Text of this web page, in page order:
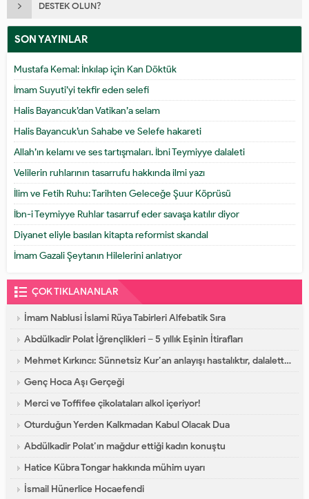
DESTEK OLUN?
SON YAYINLAR
Mustafa Kemal: İnkılap için Kan Döktük
İmam Suyuti’yi tekfir eden selefi
Halis Bayancuk’dan Vatikan’a selam
Halis Bayancuk’un Sahabe ve Selefe hakareti
Allah’ın kelamı ve ses tartışmaları. İbni Teymiyye dalaleti
Velilerin ruhlarının tasarrufu hakkında ilmi yazı
İlim ve Fetih Ruhu: Tarihten Geleceğe Şuur Köprüsü
İbn-i Teymiyye Ruhlar tasarruf eder savaşa katılır diyor
Diyanet eliyle basılan kitapta reformist skandal
İmam Gazali Şeytanın Hilelerini anlatıyor
ÇOK TIKLANANLAR
İmam Nablusi İslami Rüya Tabirleri Alfebatik Sıra
Abdülkadir Polat İğrençlikleri – 5 yıllık Eşinin İtirafları
Mehmet Kırkıncı: Sünnetsiz Kur’an anlayışı hastalıktır, dalalettir!
Genç Hoca Aşı Gerçeği
Merci ve Toffifee çikolataları alkol içeriyor!
Oturduğun Yerden Kalkmadan Kabul Olacak Dua
Abdülkadir Polat’ın mağdur ettiği kadın konuştu
Hatice Kübra Tongar hakkında mühim uyarı
İsmail Hünerlice Hocaefendi